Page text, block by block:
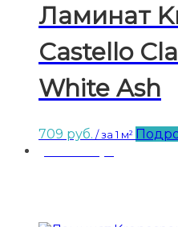
Ламинат
Castello
White Ash
709 руб. / за 1 м²